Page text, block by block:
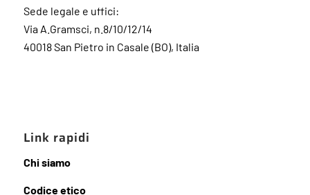
Sede legale e uffici:
Via A.Gramsci, n.8/10/12/14
40018 San Pietro in Casale (BO), Italia
Link rapidi
Chi siamo
Codice etico